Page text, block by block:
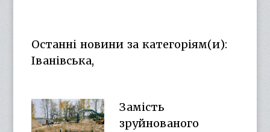
YouTube
Останні новини за категоріям(и):
Іванівська,
Замість
зруйнованого